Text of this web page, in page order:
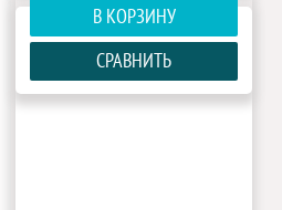
В КОРЗИНУ
СРАВНИТЬ